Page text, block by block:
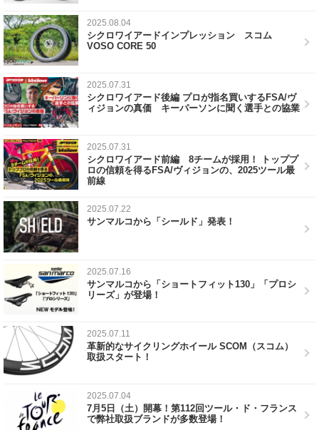
2025.08.04
シクロワイアードインプレッション スコム
VOSO CORE 50
2025.07.31
シクロワイアード後編 プロが指名買いするFSA/ヴ
ィジョンの真価 キーパーソンに聞く選手との協業
2025.07.31
シクロワイアード前編 8チームが採用！ トッププ
ロの信頼を得るFSA/ヴィジョンの、2025ツール最
前線
2025.07.22
サンマルコから「シールド」発表！
2025.07.16
サンマルコから「ショートフィット130」「プロシ
リーズ」が登場！
2025.07.11
革新的なサイクリングホイール SCOM（スコム）
取扱スタート！
2025.07.04
7月5日（土）開幕！第112回ツール・ド・フランス
で弊社取扱ブランドが多数登場！